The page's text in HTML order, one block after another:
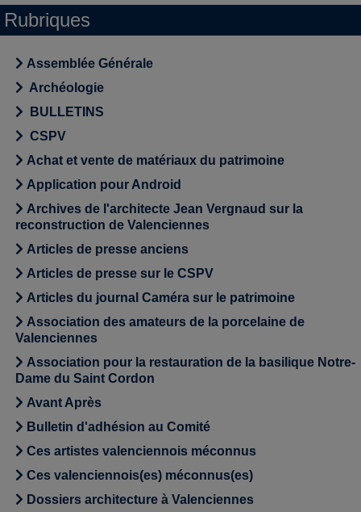
Rubriques
Assemblée Générale
Archéologie
BULLETINS
CSPV
Achat et vente de matériaux du patrimoine
Application pour Android
Archives de l'architecte Jean Vergnaud sur la
reconstruction de Valenciennes
Articles de presse anciens
Articles de presse sur le CSPV
Articles du journal Caméra sur le patrimoine
Association des amateurs de la porcelaine de
Valenciennes
Association pour la restauration de la basilique Notre-
Dame du Saint Cordon
Avant Après
Bulletin d'adhésion au Comité
Ces artistes valenciennois méconnus
Ces valenciennois(es) méconnus(es)
Dossiers architecture à Valenciennes